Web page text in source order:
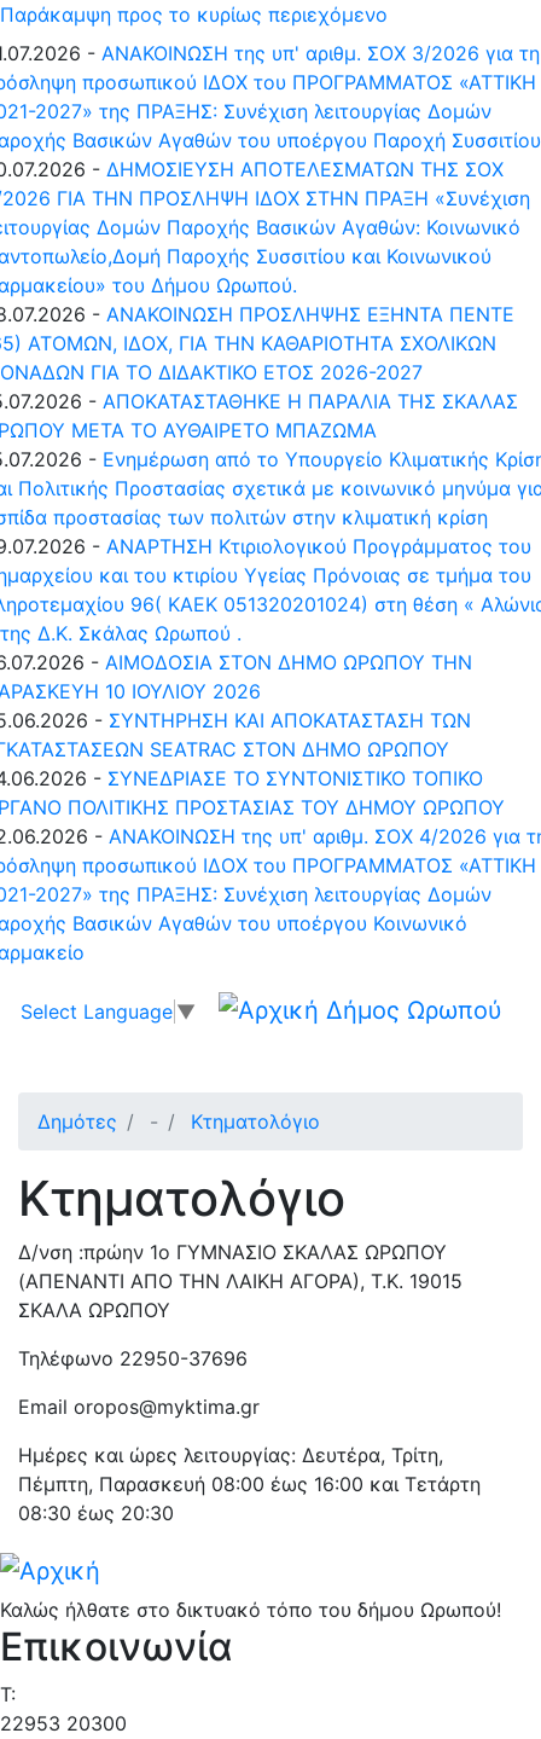
Παράκαμψη προς το κυρίως περιεχόμενο
- ΑΝΑΚΟΙΝΩΣΗ της υπ' αριθμ. ΣΟΧ 3/2026 για τη
προσωπικού ΙΔΟΧ του ΠΡΟΓΡΑΜΜΑΤΟΣ «ΑΤΤΙΚΗ
2027» της ΠΡΑΞΗΣ: Συνέχιση λειτουργίας Δομών
Βασικών Αγαθών του υποέργου Παροχή Συσσιτίου
- ΔΗΜΟΣΙΕΥΣΗ ΑΠΟΤΕΛΕΣΜΑΤΩΝ ΤΗΣ ΣΟΧ
ΓΙΑ ΤΗΝ ΠΡΟΣΛΗΨΗ ΙΔΟΧ ΣΤΗΝ ΠΡΑΞΗ «Συνέχιση
Δομών Παροχής Βασικών Αγαθών: Κοινωνικό
Παροχής Συσσιτίου και Κοινωνικού
του Δήμου Ωρωπού.
- ΑΝΑΚΟΙΝΩΣΗ ΠΡΟΣΛΗΨΗΣ ΕΞΗΝΤΑ ΠΕΝΤΕ
ΑΤΟΜΩΝ, ΙΔΟΧ, ΓΙΑ ΤΗΝ ΚΑΘΑΡΙΟΤΗΤΑ ΣΧΟΛΙΚΩΝ
ΓΙΑ ΤΟ ΔΙΔΑΚΤΙΚΟ ΕΤΟΣ 2026-2027
- ΑΠΟΚΑΤΑΣΤΑΘΗΚΕ Η ΠΑΡΑΛΙΑ ΤΗΣ ΣΚΑΛΑΣ
ΜΕΤΑ ΤΟ ΑΥΘΑΙΡΕΤΟ ΜΠΑΖΩΜΑ
- Ενημέρωση από το Υπουργείο Κλιματικής
Πολιτικής Προστασίας σχετικά με κοινωνικό μηνύμα
προστασίας των πολιτών στην κλιματική κρίση
- ΑΝΑΡΤΗΣΗ Κτιριολογικού Προγράμματος του
και του κτιρίου Υγείας Πρόνοιας σε τμήμα του
96( ΚΑΕΚ 051320201024) στη θέση «
Δ.Κ. Σκάλας Ωρωπού .
- ΑΙΜΟΔΟΣΙΑ ΣΤΟΝ ΔΗΜΟ ΩΡΩΠΟΥ ΤΗΝ
10 ΙΟΥΛΙΟΥ 2026
- ΣΥΝΤΗΡΗΣΗ ΚΑΙ ΑΠΟΚΑΤΑΣΤΑΣΗ ΤΩΝ
SEATRAC ΣΤΟΝ ΔΗΜΟ ΩΡΩΠΟΥ
- ΣΥΝΕΔΡΙΑΣΕ ΤΟ ΣΥΝΤΟΝΙΣΤΙΚΟ ΤΟΠΙΚΟ
ΠΟΛΙΤΙΚΗΣ ΠΡΟΣΤΑΣΙΑΣ ΤΟΥ ΔΗΜΟΥ ΩΡΩΠΟΥ
- ΑΝΑΚΟΙΝΩΣΗ της υπ' αριθμ. ΣΟΧ 4/2026 για
προσωπικού ΙΔΟΧ του ΠΡΟΓΡΑΜΜΑΤΟΣ «ΑΤΤΙΚΗ
2027» της ΠΡΑΞΗΣ: Συνέχιση λειτουργίας Δομών
Βασικών Αγαθών του υποέργου Κοινωνικό
Select Language ▼ Δήμος Ωρωπού
Δημότες - Κτηματολόγιο
Κτηματολόγιο
Δ/νση :πρώην 1ο ΓΥΜΝΑΣΙΟ ΣΚΑΛΑΣ ΩΡΩΠΟΥ
(ΑΠΕΝΑΝΤΙ ΑΠΟ ΤΗΝ ΛΑΙΚΗ ΑΓΟΡΑ), Τ.Κ. 19015
ΣΚΑΛΑ ΩΡΩΠΟΥ
Τηλέφωνο 22950-37696
Email oropos@myktima.gr
Ημέρες και ώρες λειτουργίας: Δευτέρα, Τρίτη,
Πέμπτη, Παρασκευή 08:00 έως 16:00 και Τετάρτη
08:30 έως 20:30
Καλώς ήλθατε στο δικτυακό τόπο του δήμου Ωρωπού!
Επικοινωνία
T:
22953 20300